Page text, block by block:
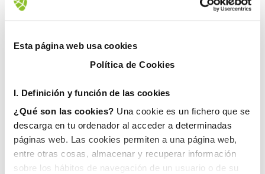
Esta página web usa cookies
Política de Cookies
I. Definición y función de las cookies
¿Qué son las cookies? Una cookie es un fichero que se
descarga en tu ordenador al acceder a determinadas
páginas web. Las cookies permiten a una página web,
entre otras cosas, almacenar y recuperar información
sobre los hábitos de navegación de un usuario o de su
escenario de la celebración de la segunda
edición del festival ‘Días de Parque’. Un